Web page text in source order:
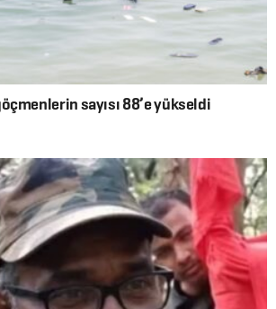
sayısı 88’e yükseldi